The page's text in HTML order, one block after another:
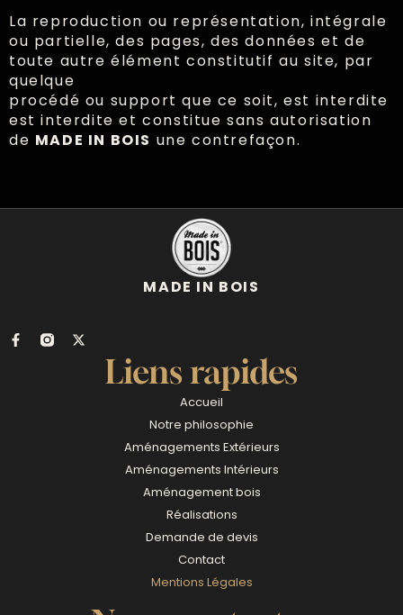
La reproduction ou représentation, intégrale
ou partielle, des pages, des données et de
toute autre élément constitutif au site, par
quelque
procédé ou support que ce soit, est interdite
est interdite et constitue sans autorisation
de MADE IN BOIS une contrefaçon.
MADE IN BOIS
Liens rapides
Accueil
Notre philosophie
Aménagements Extérieurs
Aménagements Intérieurs
Aménagement bois
Réalisations
Demande de devis
Contact
Mentions Légales